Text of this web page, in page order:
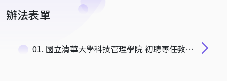
辦法表單
01. 國立清華大學科技管理學院 初聘專任教師作業細則